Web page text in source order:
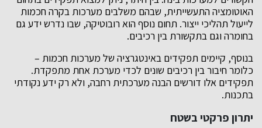
האוטומציה התעשייתית, שבהם משלבים מערכות בקרה חכמות
לייעול תהליכי ייצור. תחום נוסף הוא רובוטיקה, שבו נדרש ידע גם
בחומרה וגם בתקשורת בין רכיבים.
בנוסף, קיימים תפקידים באינטגרציה של מערכות חכמות –
כלומר חיבור בין רכיבים שונים לכדי מערכת אחת מתפקדת.
תפקידים אלו דורשים הבנה מערכתית רחבה, ולא רק ידע נקודתי
בתכנות.
יתרון פרקטי בשטח